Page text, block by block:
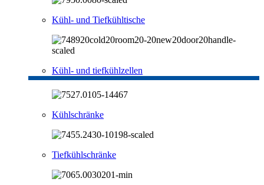
Kühl- und Tiefkühltische
Kühl- und tiefkühlzellen
Kühlschränke
Tiefkühlschränke